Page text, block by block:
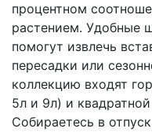
процентном
растением. Удобные
помогут извлечь
пересадки или
коллекцию входят
5л и 9л) и
Собираетесь в